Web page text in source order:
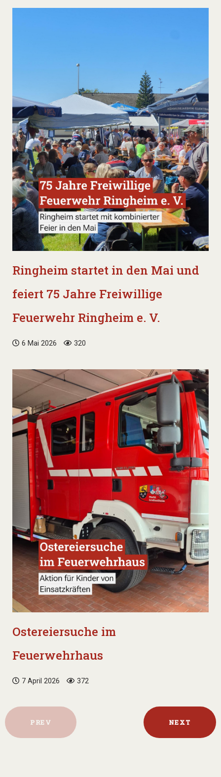
Ringheim startet in den Mai und
feiert 75 Jahre Freiwillige
Feuerwehr Ringheim e. V.
6 Mai 2026 320
Ostereiersuche im
Feuerwehrhaus
7 April 2026 372
PREV NEXT